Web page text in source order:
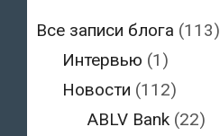
Все записи блога (113)
Интервью (1)
Новости (112)
ABLV Bank (22)